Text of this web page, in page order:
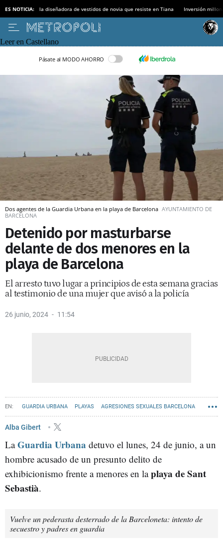
ES NOTICIA: la diseñadora de vestidos de novia que resiste en Tiana Inversión
Leer en Castellano
Pásate al MODO AHORRO
Dos agentes de la Guardia Urbana en la playa de Barcelona AYUNTAMIENTO DE
BARCELONA
Detenido por masturbarse
delante de dos menores en la
playa de Barcelona
El arresto tuvo lugar a principios de esta semana gracias
al testimonio de una mujer que avisó a la policía
26 junio, 2024 11:54
GUARDIA URBANA PLAYAS AGRESIONES SEXUALES BARCELONA
Alba Gibert
LaGuardia Urbana detuvo el lunes, 24 de junio, a un
hombre acusado de un presunto delito de
exhibicionismo frente a menores en laplaya de Sant
Sebastià.
Vuelve un pederasta desterrado de la Barceloneta: intento de
secuestro y padres en guardia